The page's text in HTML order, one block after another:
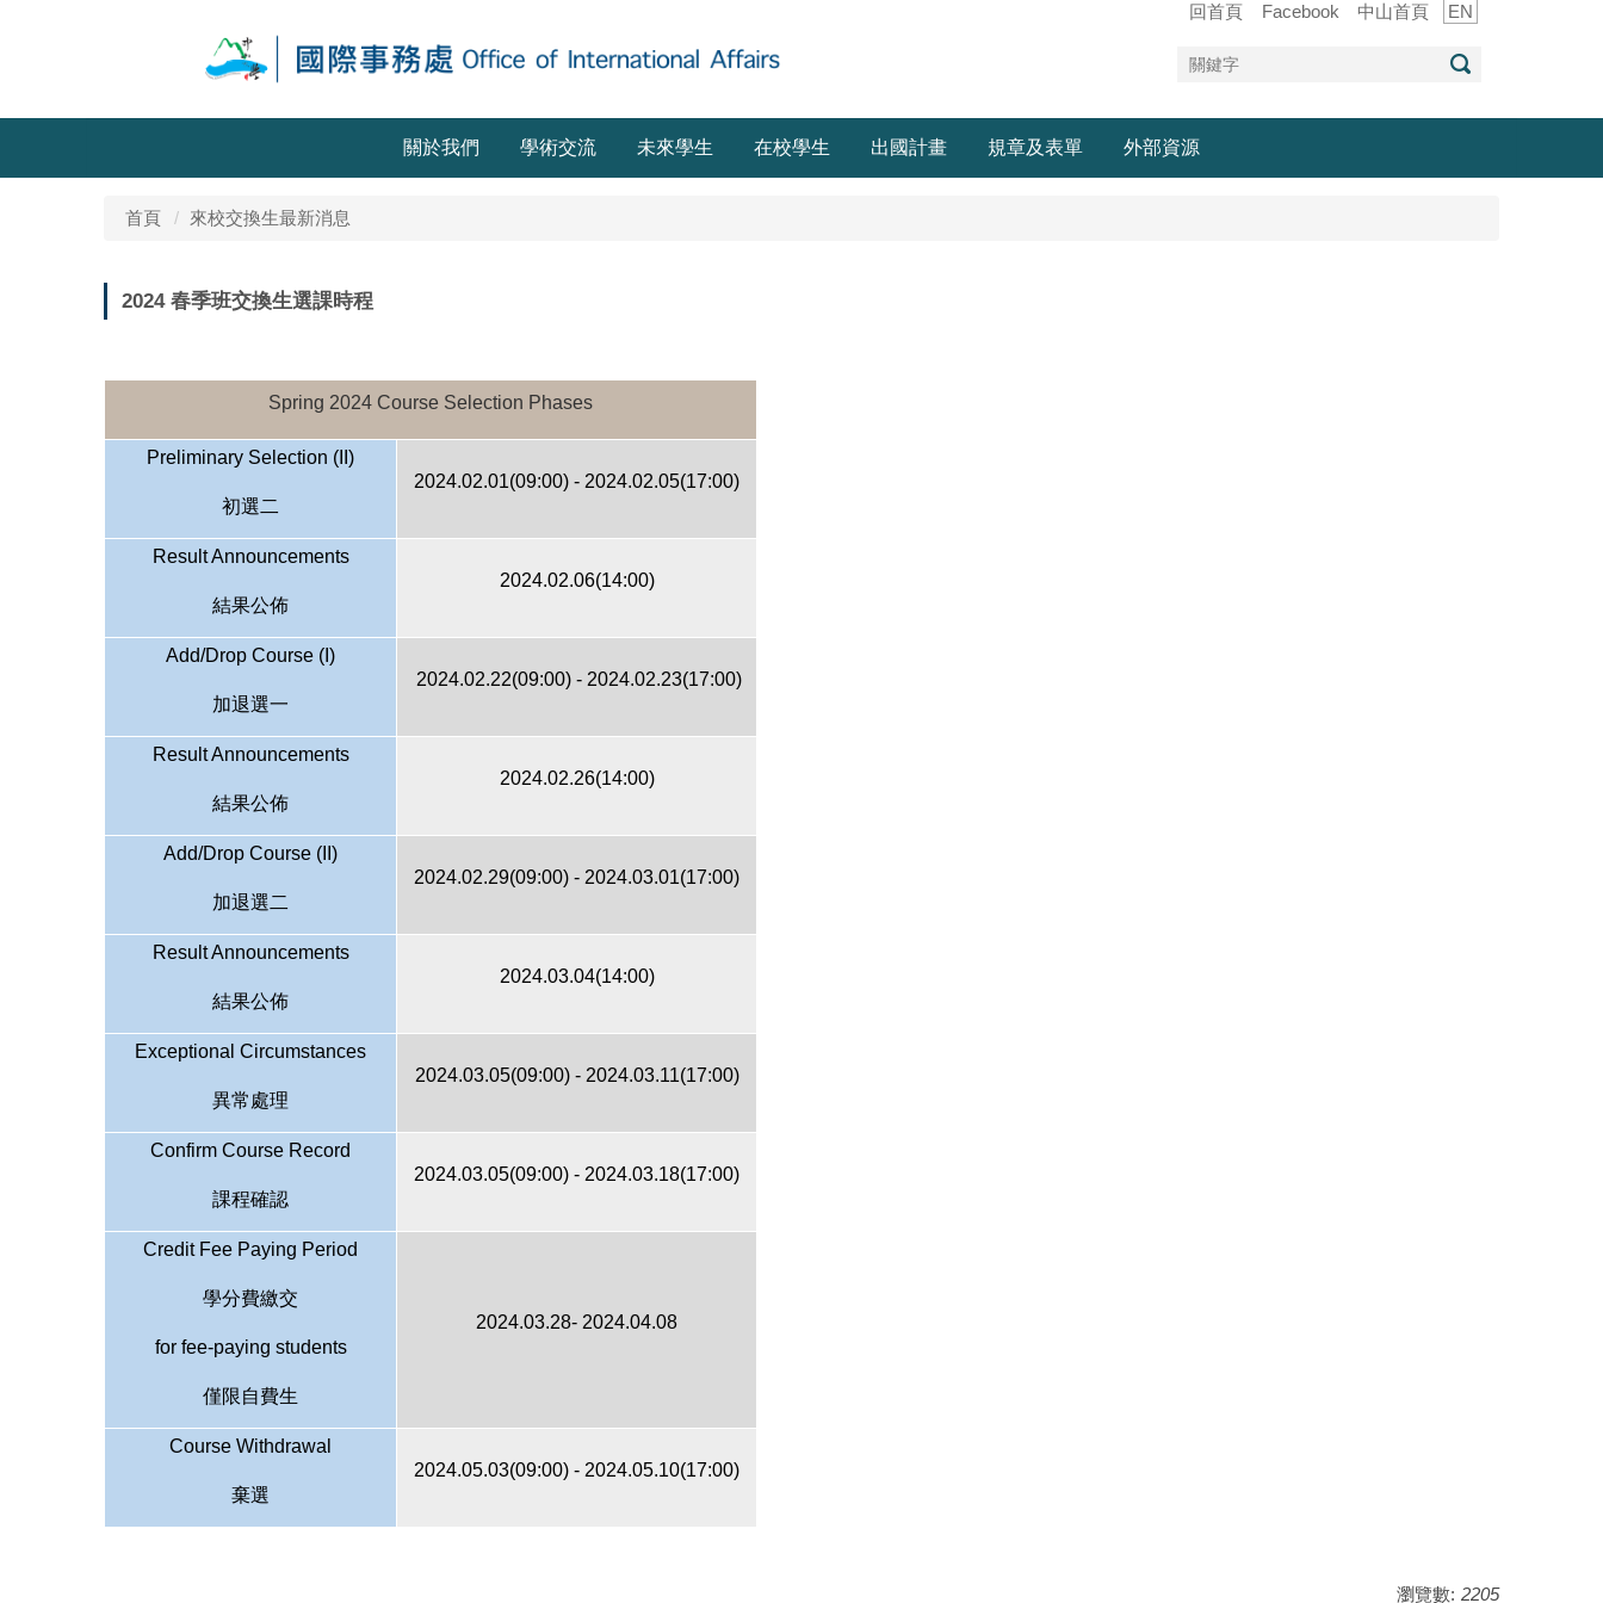
回首頁 Facebook 中山首頁 EN
關於我們 學術交流 未來學生 在校學生 出國計畫 規章及表單 外部資源
首頁 來校交換生最新消息
2024 春季班交換生選課時程
Spring 2024 Course Selection Phases
Preliminary Selection (II)
初選二
2024.02.01(09:00) - 2024.02.05(17:00)
Result Announcements
結果公佈
2024.02.06(14:00)
Add/Drop Course (I)
加退選一
2024.02.22(09:00) - 2024.02.23(17:00)
Result Announcements
結果公佈
2024.02.26(14:00)
Add/Drop Course (II)
加退選二
2024.02.29(09:00) - 2024.03.01(17:00)
Result Announcements
結果公佈
2024.03.04(14:00)
Exceptional Circumstances
異常處理
2024.03.05(09:00) - 2024.03.11(17:00)
Confirm Course Record
課程確認
2024.03.05(09:00) - 2024.03.18(17:00)
Credit Fee Paying Period
學分費繳交
for fee-paying students
僅限自費生
2024.03.28- 2024.04.08
Course Withdrawal
棄選
2024.05.03(09:00) - 2024.05.10(17:00)
瀏覽數: 2205